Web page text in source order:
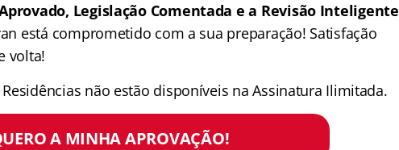
Legislação Comentada e a Revisão Inteligente
está comprometido com a sua preparação! Satisfação
volta!
Residências não estão disponíveis na Assinatura Ilimitada.
A MINHA APROVAÇÃO!